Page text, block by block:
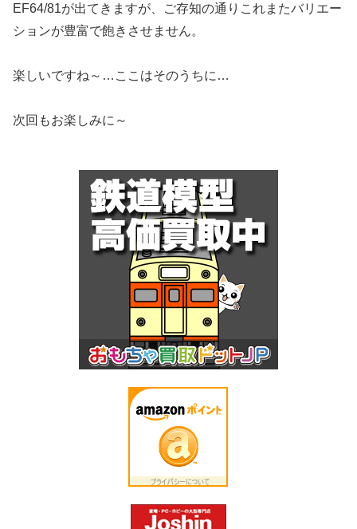
EF64/81が出てきますが、ご存知の通りこれまたバリエー
ションが豊富で飽きさせません。
楽しいですね～…ここはそのうちに…
次回もお楽しみに～